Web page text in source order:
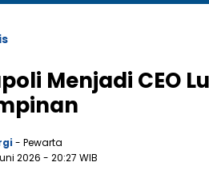
Menjadi CEO
- Pewarta
2026 - 20:27 WIB